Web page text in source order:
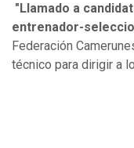
"Llamado a
entrenador-
Federación
técnico para dirigir a